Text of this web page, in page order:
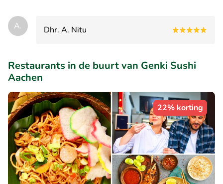
A. Dhr. A. Nitu
Restaurants in de buurt van Genki Sushi
Aachen
22% korting